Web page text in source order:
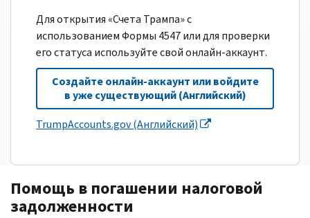
Для открытия «Счета Трампа» с
использованием Формы 4547 или для проверки
его статуса используйте свой онлайн-аккаунт.
Создайте онлайн-аккаунт или войдите
в уже существующий (Английский)
TrumpAccounts.gov (Английский)
Помощь в погашении налоговой
задолженности